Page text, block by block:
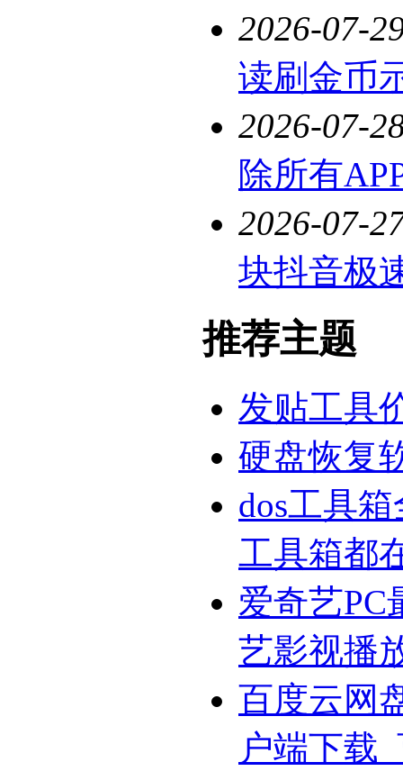
2026-07-
读刷金币
2026-07-
除所有
2026-07-
块抖音极
推荐主题
发贴工具
硬盘恢复
dos工具
工具箱都
爱奇艺PC
艺影视播
百度云网
户端下载